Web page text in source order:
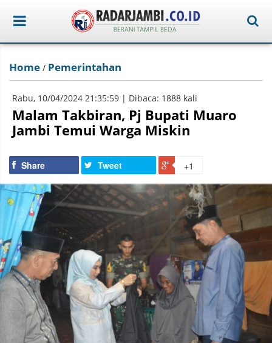
Home / Pemerintahan
Rabu, 10/04/2024 21:35:59 | Dibaca: 1888 kali
Malam Takbiran, Pj Bupati Muaro
Jambi Temui Warga Miskin
Share Tweet +1